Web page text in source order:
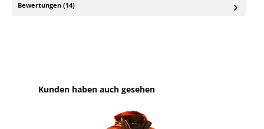
Bewertungen (14)
Produktgalerie überspringen
Kunden haben auch gesehen